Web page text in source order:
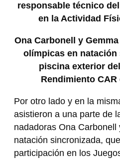
responsable técnico
en la Actividad
Ona Carbonell y
olímpicas en natación
piscina exterior
Rendimiento CAR
Por otro lado y en la
asistieron a una parte de
nadadoras Ona
natación sincronizada,
participación en los